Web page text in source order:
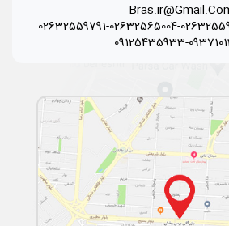
02632559791-02632565004-
09125435933-